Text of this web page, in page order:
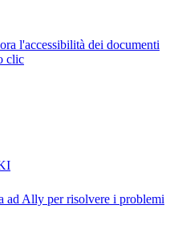
l'accessibilità dei documenti
clic
ad Ally per risolvere i problemi